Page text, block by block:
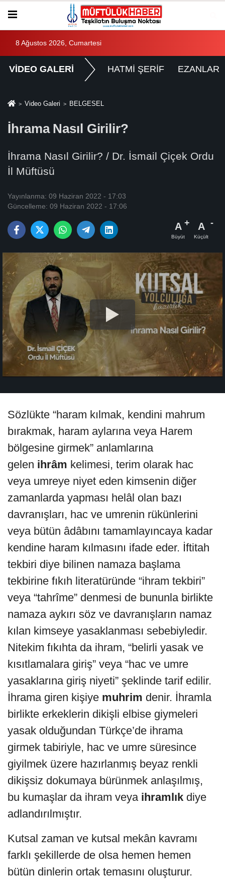
8 Ağustos 2026, Cumartesi
VİDEO GALERİ HATMİ ŞERİF EZANLAR
Video Galeri BELGESEL
İhrama Nasıl Girilir?
İhrama Nasıl Girilir? / Dr. İsmail Çiçek Ordu
İl Müftüsü
Yayınlanma: 09 Haziran 2022 - 17:03
Güncelleme: 09 Haziran 2022 - 17:06
A
Büyüt
A
Küçült
Sözlükte “haram kılmak, kendini mahrum
bırakmak, haram aylarına veya Harem
bölgesine girmek” anlamlarına
gelen ihrâm kelimesi, terim olarak hac
veya umreye niyet eden kimsenin diğer
zamanlarda yapması helâl olan bazı
davranışları, hac ve umrenin rükünlerini
veya bütün âdâbını tamamlayıncaya kadar
kendine haram kılmasını ifade eder. İftitah
tekbiri diye bilinen namaza başlama
tekbirine fıkıh literatüründe “ihram tekbiri”
veya “tahrîme” denmesi de bununla birlikte
namaza aykırı söz ve davranışların namaz
kılan kimseye yasaklanması sebebiyledir.
Nitekim fıkıhta da ihram, “belirli yasak ve
kısıtlamalara giriş” veya “hac ve umre
yasaklarına giriş niyeti” şeklinde tarif edilir.
İhrama giren kişiye muhrim denir. İhramla
birlikte erkeklerin dikişli elbise giymeleri
yasak olduğundan Türkçe’de ihrama
girmek tabiriyle, hac ve umre süresince
giyilmek üzere hazırlanmış beyaz renkli
dikişsiz dokumaya bürünmek anlaşılmış,
bu kumaşlar da ihram veya ihramlık diye
adlandırılmıştır.
Kutsal zaman ve kutsal mekân kavramı
farklı şekillerde de olsa hemen hemen
bütün dinlerin ortak temasını oluşturur.